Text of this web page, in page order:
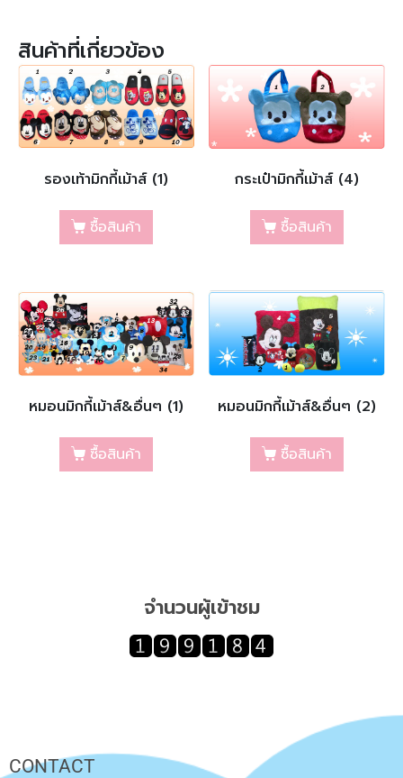
สินค้าที่เกี่ยวข้อง
รองเท้ามิกกี้เม้าส์ (1)
ซื้อสินค้า
กระเป๋ามิกกี้เม้าส์ (4)
ซื้อสินค้า
หมอนมิกกี้เม้าส์&อื่นๆ (1)
ซื้อสินค้า
หมอนมิกกี้เม้าส์&อื่นๆ (2)
ซื้อสินค้า
จำนวนผู้เข้าชม
CONTACT